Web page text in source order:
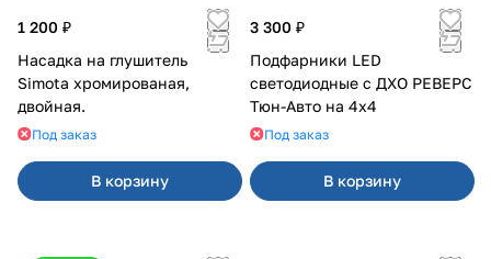
1 200 ₽
Насадка на глушитель
Simota хромированая,
двойная.
Под заказ
В корзину
3 300 ₽
Подфарники LED
светодиодные с ДХО РЕВЕРС
Тюн-Авто на 4x4
Под заказ
В корзину